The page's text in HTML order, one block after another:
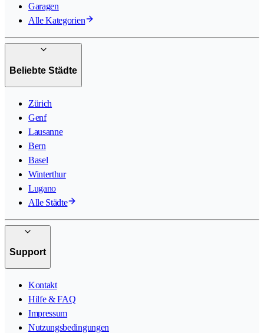
Garagen
Alle Kategorien
Beliebte Städte
Zürich
Genf
Lausanne
Bern
Basel
Winterthur
Lugano
Alle Städte
Support
Kontakt
Hilfe & FAQ
Impressum
Nutzungsbedingungen